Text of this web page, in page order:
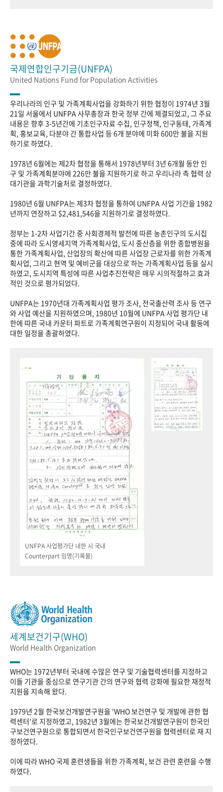
국제연합인구기금(UNFPA)
United Nations Fund for Population Activities
우리나라의 인구 및 가족계획사업을 강화하기 위한 협정이 1974년 3월
21일 서울에서 UNFPA 사무총장과 한국 정부 간에 체결되었고, 그 주요
내용은 향후 3-5년간에 기초인구자료 수집, 인구정책, 인구동태, 가족계
획, 홍보교육, 다분야 간 통합사업 등 6개 분야에 미화 600만 불을 지원
하기로 하였다.
1978년 6월에는 제2차 협정을 통해서 1978년부터 3년 6개월 동안 인
구 및 가족계획분야에 226만 불을 지원하기로 하고 우리나라 측 협력 상
대기관을 과학기술처로 결정하였다.
1980년 6월 UNFPA는 제3차 협정을 통하여 UNFPA 사업 기간을 1982
년까지 연장하고 $2,481,546을 지원하기로 결정하였다.
정부는 1-2차 사업기간 중 사회경제적 발전에 따른 농촌인구의 도시집
중에 따라 도시영세지역 가족계획사업, 도시 중산층을 위한 종합병원을
통한 가족계획사업, 산업장의 확산에 따른 사업장 근로자를 위한 가족계
획사업, 그리고 현역 및 예비군을 대상으로 하는 가족계획사업 등을 실시
하였고, 도시지역 특성에 따른 사업추진전략은 매우 시의적절하고 효과
적인 것으로 평가되었다.
UNFPA는 1970년대 가족계획사업 평가 조사, 전국출산력 조사 등 연구
와 사업 예산을 지원하였으며, 1980년 10월에 UNFPA 사업 평가단 내
한에 따른 국내 카운터 파트로 가족계획연구원이 지정되어 국내 활동에
대한 일정을 총괄하였다.
UNFPA 사업평가단 내한 시 국내
Counterpart 임명(기록물)
세계보건기구(WHO)
World Health Organization
WHO는 1972년부터 국내에 수많은 연구 및 기술협력센터를 지정하고
이들 기관을 중심으로 연구기관 간의 연구와 협력 강화에 필요한 재정적
지원을 지속해 왔다.
1979년 2월 한국보건개발연구원을 'WHO 보건연구 및 개발에 관한 협
력센터'로 지정하였고, 1982년 3월에는 한국보건개발연구원이 한국인
구보건연구원으로 통합되면서 한국인구보건연구원을 협력센터로 재 지
정하였다.
이에 따라 WHO 국제 훈련생들을 위한 가족계획, 보건 관련 훈련을 수행
하였다.